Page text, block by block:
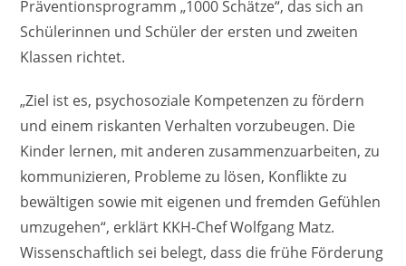
Präventionsprogramm „1000 Schätze“, das sich an
Schülerinnen und Schüler der ersten und zweiten
Klassen richtet.
„Ziel ist es, psychosoziale Kompetenzen zu fördern
und einem riskanten Verhalten vorzubeugen. Die
Kinder lernen, mit anderen zusammenzuarbeiten, zu
kommunizieren, Probleme zu lösen, Konflikte zu
bewältigen sowie mit eigenen und fremden Gefühlen
umzugehen“, erklärt KKH-Chef Wolfgang Matz.
Wissenschaftlich sei belegt, dass die frühe Förderung